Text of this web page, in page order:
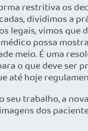
restritiva os
dividimos a
legais, vimos
possa
meio. É uma
o que deve ser
hoje
trabalho, a
dos